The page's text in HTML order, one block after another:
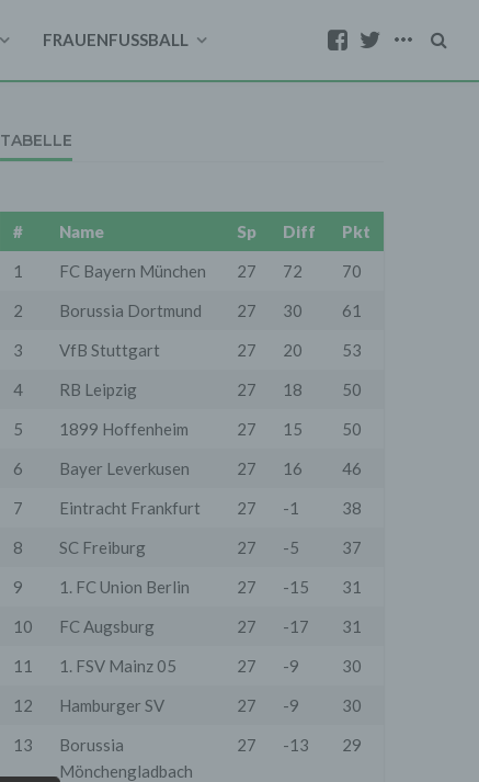
FRAUENFUSSBALL
TABELLE
# Name Sp Diff
Pkt
1
FC Bayern München 27 72
70
2
Borussia Dortmund 27 30
61
3
VfB Stuttgart 27 20
53
4
RB Leipzig 27 18
50
5
1899 Hoffenheim 27 15
50
6
Bayer Leverkusen 27 16
46
7
Eintracht Frankfurt 27 -1
38
8
SC Freiburg 27 -5
37
9
1. FC Union Berlin 27 -15
31
10
FC Augsburg 27 -17
31
11
1. FSV Mainz 05 27 -9
30
12
Hamburger SV 27 -9
30
13
Borussia
Mönchengladbach
27 -13 29